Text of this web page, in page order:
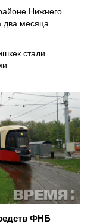
Нижнего
два месяца
стали
ФНБ